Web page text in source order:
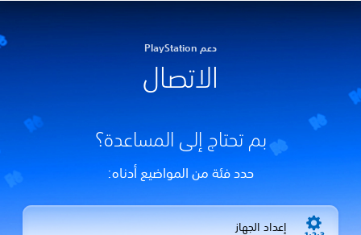
دعم PlayStation
الاتصال
بم تحتاج إلى المساعدة؟
حدد فئة من المواضيع أدناه:
إعداد الجهاز